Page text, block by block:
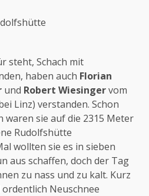
steht, Schach mit
haben auch Florian
und Robert Wiesingervom
Linz) verstanden. Schon
sie auf die 2315 Meter
Rudolfshütte
wollten sie es in sieben
aus schaffen, doch der Tag
zu nass und zu kalt. Kurz
Neuschnee